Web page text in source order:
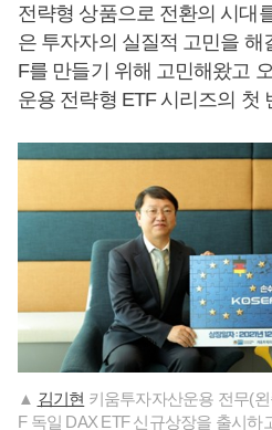
전략형 상품으로 전환의 시대
은 투자자의 실질적 고민을 해
F를 만들기 위해 고민해왔고
운용 전략형 ETF 시리즈의 첫
▲ 김기현 키움투자자산운용 전무(
F 독일 DAX ETF 신규상장을 출시